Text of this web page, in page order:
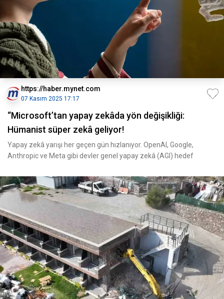
https://haber.mynet.com
07 Kasım 2025 17:17
“Microsoft’tan yapay zekâda yön değişikliği:
Hümanist süper zekâ geliyor!
Yapay zekâ yarışı her geçen gün hızlanıyor. OpenAI, Google,
Anthropic ve Meta gibi devler genel yapay zekâ (AGI) hedef